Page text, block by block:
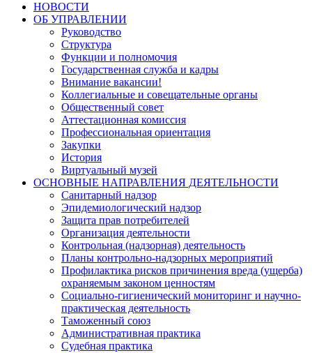
НОВОСТИ
ОБ УПРАВЛЕНИИ
Руководство
Структура
Функции и полномочия
Государственная служба и кадры
Внимание вакансии!
Коллегиальные и совещательные органы
Общественный совет
Аттестационная комиссия
Профессиональная ориентация
Закупки
История
Виртуальный музей
ОСНОВНЫЕ НАПРАВЛЕНИЯ ДЕЯТЕЛЬНОСТИ
Санитарный надзор
Эпидемиологический надзор
Защита прав потребителей
Организация деятельности
Контрольная (надзорная) деятельность
Планы контрольно-надзорных мероприятий
Профилактика рисков причинения вреда (ущерба)
охраняемым законом ценностям
Социально-гигиенический мониторинг и научно-
практическая деятельность
Таможенный союз
Административная практика
Судебная практика